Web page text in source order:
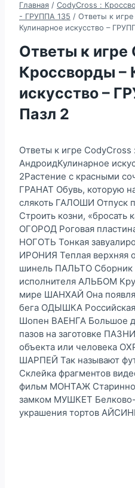
Главная / CodyCross :
- ГРУППА 135 / Ответы к
Кулинарное искусство –
Ответы к игре
Кроссворды –
искусство –
Пазл 2
Ответы к игре CodyCross
АндроидКулинарное
2Растение с красными
ГРАНАТ Обувь, которую
слякоть ГАЛОШИ Отпуск
Строить козни, «бросать
ОГОРОД Роговая
НОГОТЬ Тонкая
ИРОНИЯ Теплая верхняя
шинель ПАЛЬТО Сборник
исполнителя АЛЬБОМ
мире ШАНХАЙ Она
бега ОДЫШКА
Шопен ВАЕНГА Большое
пазов на заготовке
объекта или человека
ШАРПЕЙ Так называют
Склейка фрагментов
фильм МОНТАЖ
замком МУШКЕТ Белково-
украшения тортов